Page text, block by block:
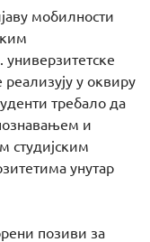
мобилности
у оквиру
требало да
и
студијским
унутар
позиви за